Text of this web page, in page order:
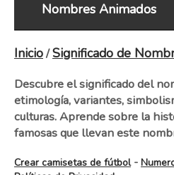
Nombres Animados
Inicio/Significado de
Descubre el significado del
etimología, variantes,
culturas. Aprende sobre la
famosas que llevan este
Crear camisetas de fútbol-